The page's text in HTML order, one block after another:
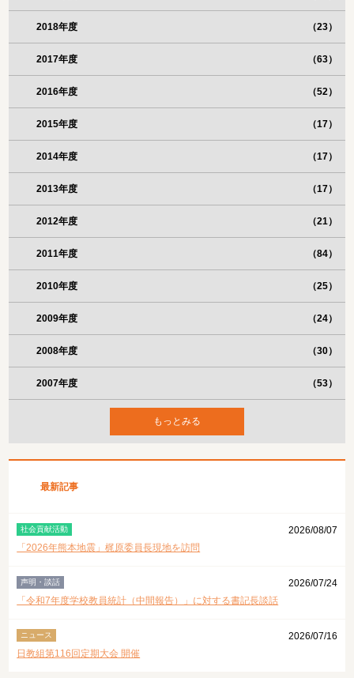
2018年度 （23）
2017年度 （63）
2016年度 （52）
2015年度 （17）
2014年度 （17）
2013年度 （17）
2012年度 （21）
2011年度 （84）
2010年度 （25）
2009年度 （24）
2008年度 （30）
2007年度 （53）
もっとみる
最新記事
社会貢献活動
2026/08/07
「2026年熊本地震」梶原委員長現地を訪問
声明・談話
2026/07/24
「令和7年度学校教員統計（中間報告）」に対する書記長談話
ニュース
2026/07/16
日教組第116回定期大会 開催